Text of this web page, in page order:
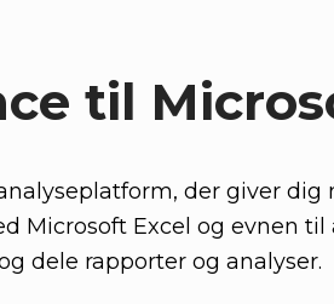
til
der giver
Microsoft Excel og evnen
dele rapporter og analyser.